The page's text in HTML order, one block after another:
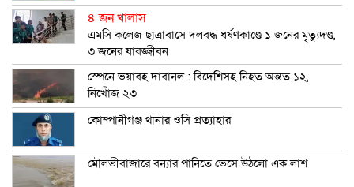
৪ জন খালাস
এমসি কলেজ ছাত্রাবাসে দলবদ্ধ ধর্ষণকাণ্ডে ১ জনের মৃত্যুদণ্ড,
৩ জনের যাবজ্জীবন
স্পেনে ভয়াবহ দাবানল : বিদেশিসহ নিহত অন্তত ১২,
নিখোঁজ ২৩
কোম্পানীগঞ্জ থানার ওসি প্রত্যাহার
মৌলভীবাজারে বন্যার পানিতে ভেসে উঠলো এক লাশ